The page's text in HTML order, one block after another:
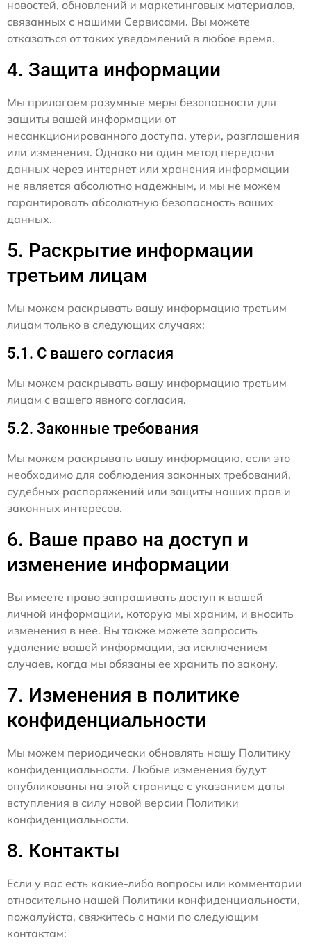
новостей, обновлений и маркетинговых материалов,
связанных с нашими Сервисами. Вы можете
отказаться от таких уведомлений в любое время.
4. Защита информации
Мы прилагаем разумные меры безопасности для
защиты вашей информации от
несанкционированного доступа, утери, разглашения
или изменения. Однако ни один метод передачи
данных через интернет или хранения информации
не является абсолютно надежным, и мы не можем
гарантировать абсолютную безопасность ваших
данных.
5. Раскрытие информации
третьим лицам
Мы можем раскрывать вашу информацию третьим
лицам только в следующих случаях:
5.1. С вашего согласия
Мы можем раскрывать вашу информацию третьим
лицам с вашего явного согласия.
5.2. Законные требования
Мы можем раскрывать вашу информацию, если это
необходимо для соблюдения законных требований,
судебных распоряжений или защиты наших прав и
законных интересов.
6. Ваше право на доступ и
изменение информации
Вы имеете право запрашивать доступ к вашей
личной информации, которую мы храним, и вносить
изменения в нее. Вы также можете запросить
удаление вашей информации, за исключением
случаев, когда мы обязаны ее хранить по закону.
7. Изменения в политике
конфиденциальности
Мы можем периодически обновлять нашу Политику
конфиденциальности. Любые изменения будут
опубликованы на этой странице с указанием даты
вступления в силу новой версии Политики
конфиденциальности.
8. Контакты
Если у вас есть какие-либо вопросы или комментарии
относительно нашей Политики конфиденциальности,
пожалуйста, свяжитесь с нами по следующим
контактам: